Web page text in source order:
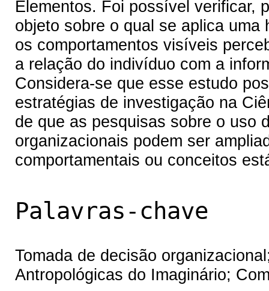
Elementos. Foi possível verificar,
objeto sobre o qual se aplica
os comportamentos visíveis
a relação do indivíduo com a
Considera-se que esse estudo
estratégias de investigação na
de que as pesquisas sobre o uso
organizacionais podem ser
comportamentais ou conceitos
Palavras-chave
Tomada de decisão
Antropológicas do Imaginário;